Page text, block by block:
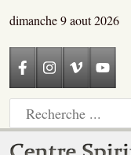
dimanche 9 aout 2026